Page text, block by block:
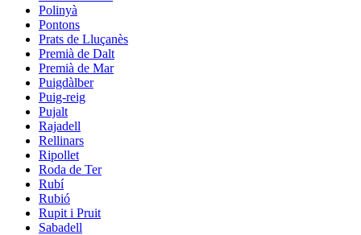
Polinyà
Pontons
Prats de Lluçanès
Premià de Dalt
Premià de Mar
Puigdàlber
Puig-reig
Pujalt
Rajadell
Rellinars
Ripollet
Roda de Ter
Rubí
Rubió
Rupit i Pruit
Sabadell